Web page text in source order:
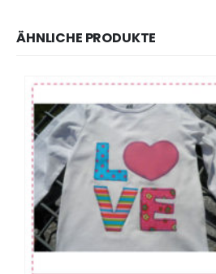
ÄHNLICHE PRODUKTE